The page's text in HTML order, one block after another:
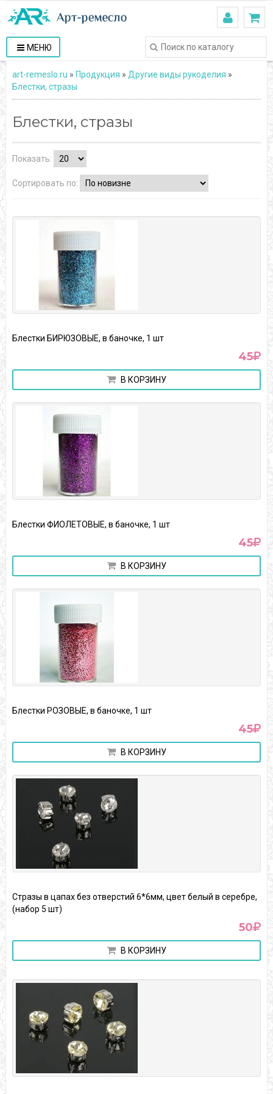
МЕНЮ
art-remeslo.ru » Продукция » Другие виды рукоделия »
Блестки, стразы
Блестки, стразы
Показать:
Сортировать по:
Блестки БИРЮЗОВЫЕ, в баночке, 1 шт
45
В КОРЗИНУ
Блестки ФИОЛЕТОВЫЕ, в баночке, 1 шт
45
В КОРЗИНУ
Блестки РОЗОВЫЕ, в баночке, 1 шт
45
В КОРЗИНУ
Стразы в цапах без отверстий 6*6мм, цвет белый в серебре,
(набор 5 шт)
50
В КОРЗИНУ